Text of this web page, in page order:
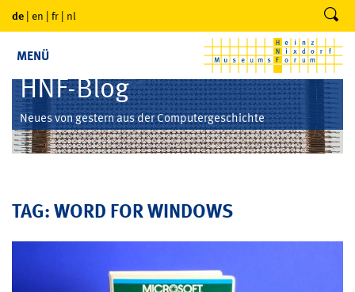
de | en | fr | nl
MENÜ
HNF-Blog
Neues von gestern aus der Computergeschichte
TAG: WORD FOR WINDOWS